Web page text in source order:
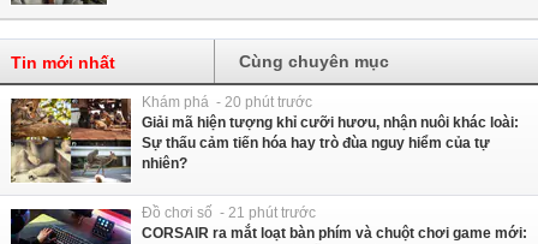
Tin mới nhất Cùng chuyên mục
Khám phá - 20 phút trước
Giải mã hiện tượng khỉ cưỡi hươu, nhận nuôi khác loài:
Sự thấu cảm tiến hóa hay trò đùa nguy hiểm của tự
nhiên?
Đồ chơi số - 21 phút trước
CORSAIR ra mắt loạt bàn phím và chuột chơi game mới: